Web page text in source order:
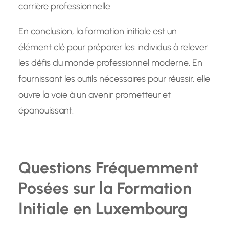
carrière professionnelle.
En conclusion, la formation initiale est un
élément clé pour préparer les individus à relever
les défis du monde professionnel moderne. En
fournissant les outils nécessaires pour réussir, elle
ouvre la voie à un avenir prometteur et
épanouissant.
Questions Fréquemment
Posées sur la Formation
Initiale en Luxembourg